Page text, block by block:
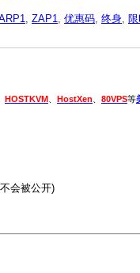
ZAP1 优惠码 终身
HOSTKVM HostXen 80VPS等
会被公开)